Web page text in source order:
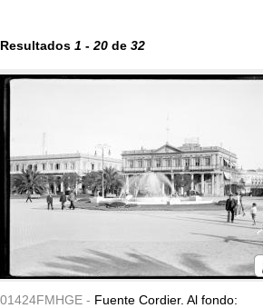
Resultados 1 - 20 de 32
01424FMHGE - Fuente Cordier. Al fondo: